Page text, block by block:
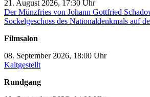
21. August 2026, 17:30 Uhr
Der Münzfries von Johann Gottfried
Sockelgeschoss des Nationaldenkmals auf
Filmsalon
08. September 2026, 18:00 Uhr
Kaltgestellt
Rundgang